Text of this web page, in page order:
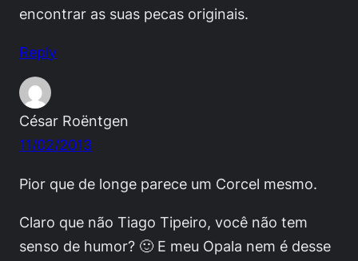
encontrar as suas pecas originais.
Reply
César Roëntgen
11/02/2013
Pior que de longe parece um Corcel mesmo.
Claro que não Tiago Tipeiro, você não tem
senso de humor? 🙂 E meu Opala nem é desse